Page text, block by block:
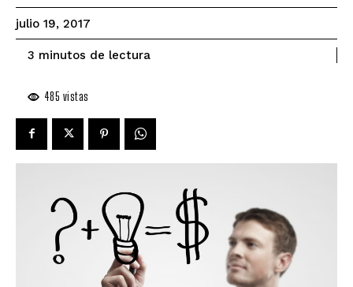
julio 19, 2017
3 minutos de lectura
485 vistas